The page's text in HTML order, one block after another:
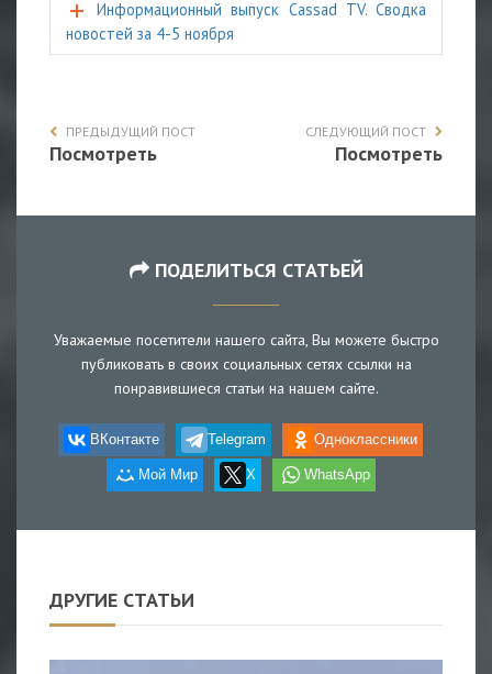
Информационный выпуск Cassad TV. Сводка
новостей за 4-5 ноября
ПРЕДЫДУЩИЙ ПОСТ
Посмотреть
СЛЕДУЮЩИЙ ПОСТ
Посмотреть
ПОДЕЛИТЬСЯ СТАТЬЕЙ
Уважаемые посетители нашего сайта, Вы можете быстро
публиковать в своих социальных сетях ссылки на
понравившиеся статьи на нашем сайте.
ВКонтакте Telegram Одноклассники
Мой Мир X WhatsApp
ДРУГИЕ СТАТЬИ